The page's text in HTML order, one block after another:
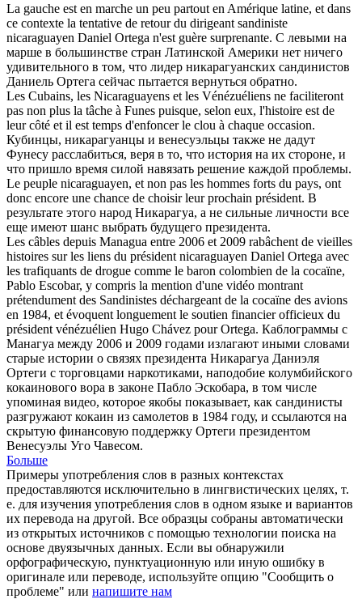
La gauche est en marche un peu partout en Amérique latine, et dans
ce contexte la tentative de retour du dirigeant sandiniste
nicaraguayen Daniel Ortega n'est guère surprenante. С левыми на
марше в большинстве стран Латинской Америки нет ничего
удивительного в том, что лидер никарагуанских сандинистов
Даниель Ортега сейчас пытается вернуться обратно.
Les Cubains, les Nicaraguayens et les Vénézuéliens ne faciliteront
pas non plus la tâche à Funes puisque, selon eux, l'histoire est de
leur côté et il est temps d'enfoncer le clou à chaque occasion.
Кубинцы, никарагуанцы и венесуэльцы также не дадут
Фунесу расслабиться, веря в то, что история на их стороне, и
что пришло время силой навязать решение каждой проблемы.
Le peuple nicaraguayen, et non pas les hommes forts du pays, ont
donc encore une chance de choisir leur prochain président. В
результате этого народ Никарагуа, а не сильные личности все
еще имеют шанс выбрать будущего президента.
Les câbles depuis Managua entre 2006 et 2009 rabâchent de vieilles
histoires sur les liens du président nicaraguayen Daniel Ortega avec
les trafiquants de drogue comme le baron colombien de la cocaïne,
Pablo Escobar, y compris la mention d'une vidéo montrant
prétendument des Sandinistes déchargeant de la cocaïne des avions
en 1984, et évoquent longuement le soutien financier officieux du
président vénézuélien Hugo Chávez pour Ortega. Каблограммы с
Манагуа между 2006 и 2009 годами излагают иными словами
старые истории о связях президента Никарагуа Даниэля
Ортеги с торговцами наркотиками, наподобие колумбийского
кокаинового вора в законе Пабло Эскобара, в том числе
упоминая видео, которое якобы показывает, как сандинисты
разгружают кокаин из самолетов в 1984 году, и ссылаются на
скрытую финансовую поддержку Ортеги президентом
Венесуэлы Уго Чавесом.
Больше
Примеры употребления слов в разных контекстах
предоставляются исключительно в лингвистических целях, т.
е. для изучения употребления слов в одном языке и вариантов
их перевода на другой. Все образцы собраны автоматически
из открытых источников с помощью технологии поиска на
основе двуязычных данных. Если вы обнаружили
орфографическую, пунктуационную или иную ошибку в
оригинале или переводе, используйте опцию "Сообщить о
проблеме" или напишите нам